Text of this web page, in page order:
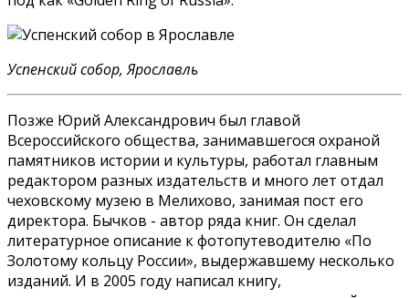
Успенский собор, Ярославль
Позже Юрий Александрович был главой
Всероссийского общества, занимавшегося охраной
памятников истории и культуры, работал главным
редактором разных издательств и много лет отдал
чеховскому музею в Мелихово, занимая пост его
директора. Бычков - автор ряда книг. Он сделал
литературное описание к фотопутеводителю «По
Золотому кольцу России», выдержавшему несколько
изданий. И в 2005 году написал книгу,